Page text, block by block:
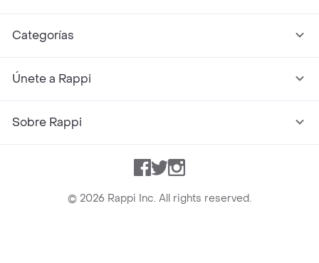
Categorías
Únete a Rappi
Sobre Rappi
Facebook
TwitterInstagram
© 2026 Rappi Inc. All rights reserved.